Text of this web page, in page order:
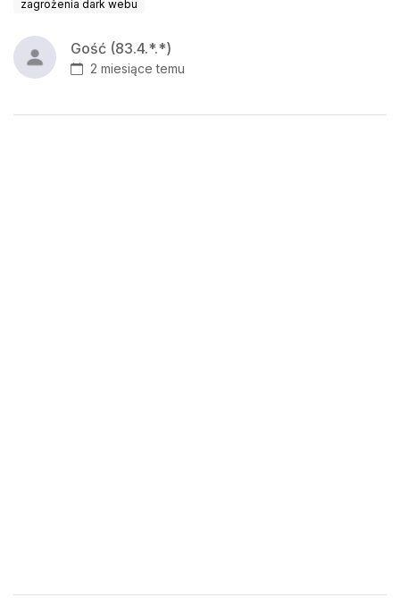
zagrożenia dark webu
Gość (83.4.*.*)
2 miesiące temu